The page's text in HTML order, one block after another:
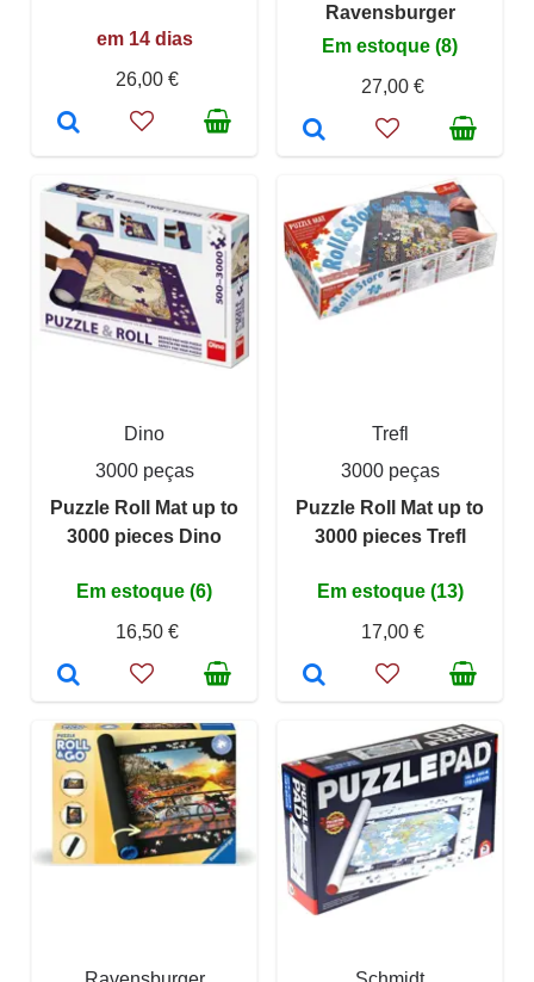
em 14 dias
26,00 €
Ravensburger
Em estoque (8)
27,00 €
Dino
3000 peças
Puzzle Roll Mat up to
3000 pieces Dino
Em estoque (6)
16,50 €
Trefl
3000 peças
Puzzle Roll Mat up to
3000 pieces Trefl
Em estoque (13)
17,00 €